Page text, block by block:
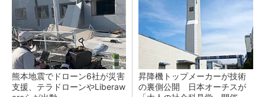
熊本地震でドローン6社が災害
支援、テラドローンやLiberaw
昇降機トップメーカーが技術
の裏側公開 日本オーチスが